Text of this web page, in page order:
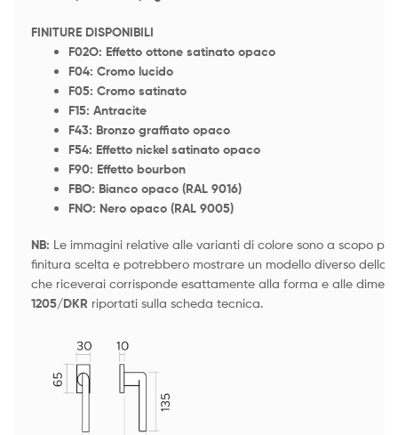
FINITURE DISPONIBILI
F02O: Effetto ottone satinato opaco
F04: Cromo lucido
F05: Cromo satinato
F15: Antracite
F43: Bronzo graffiato opaco
F54: Effetto nickel satinato opaco
F90: Effetto bourbon
FBO: Bianco opaco (RAL 9016)
FNO: Nero opaco (RAL 9005)
NB: Le immagini relative alle varianti di colore sono a scopo
finitura scelta e potrebbero mostrare un modello diverso della
che riceverai corrisponde esattamente alla forma e alle
1205/DKR riportati sulla scheda tecnica.